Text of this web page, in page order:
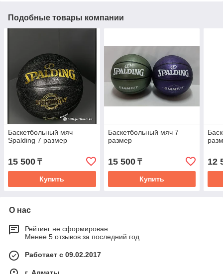
Подобные товары компании
Баскетбольный мяч
Spalding 7 размер
15 500 ₸
Купить
Баскетбольный мяч 7
размер
15 500₸
Купить
12
О нас
Рейтинг не сформирован
Менее 5 отзывов за последний год
Работает с 09.02.2017